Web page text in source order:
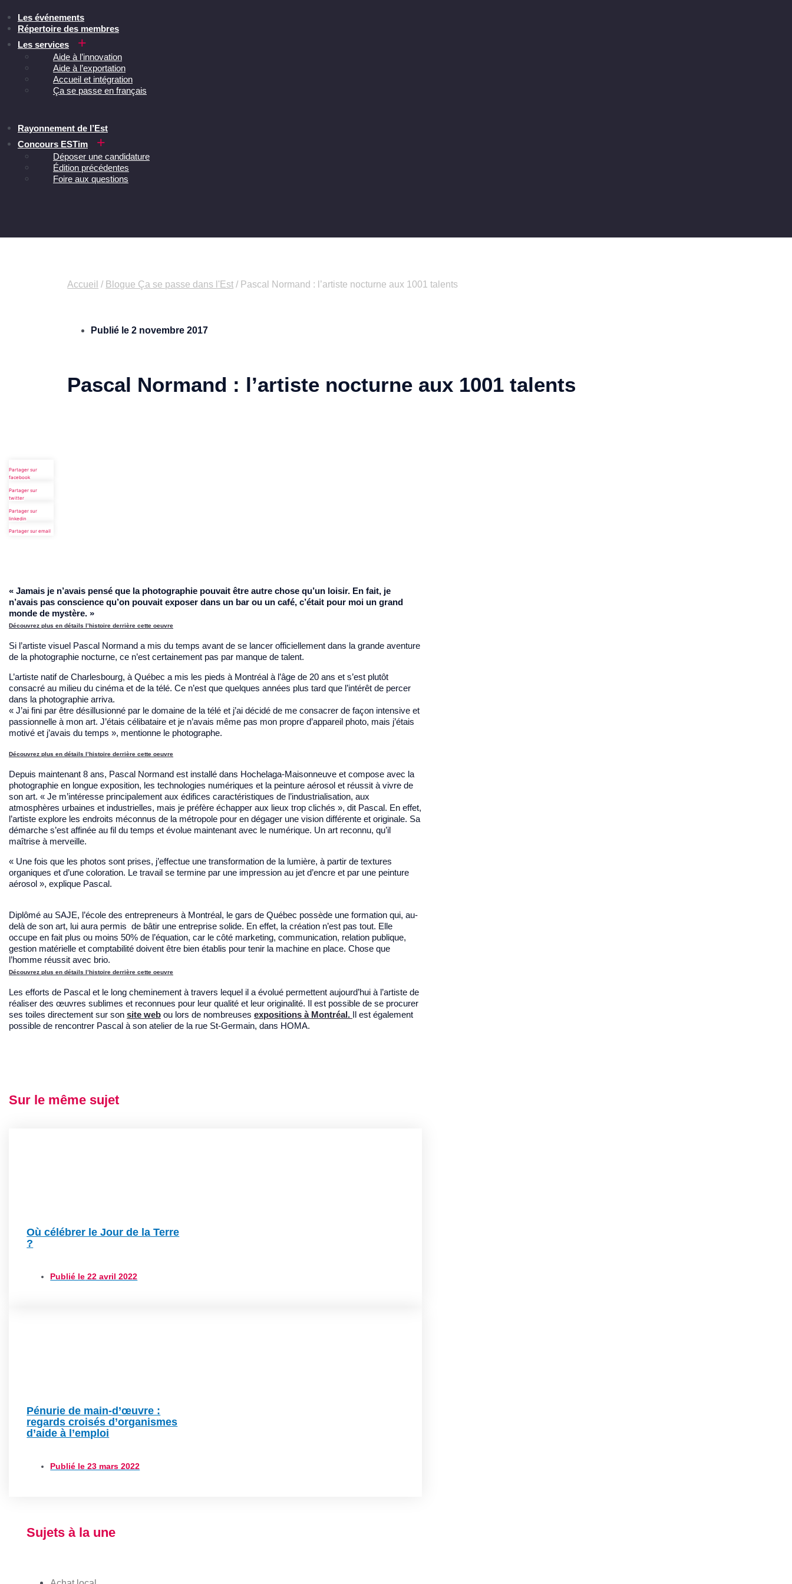
Les événements
Répertoire des membres
Les services
Aide à l’innovation
Aide à l’exportation
Accueil et intégration
Ça se passe en français
Rayonnement de l’Est
Concours ESTim
Déposer une candidature
Édition précédentes
Foire aux questions
Accueil / Blogue Ça se passe dans l'Est / Pascal Normand : l’artiste nocturne aux 1001 talents
Publié le 2 novembre 2017
Pascal Normand : l’artiste nocturne aux 1001 talents
Partager sur
facebook
Partager sur
twitter
Partager sur
linkedin
Partager sur email
« Jamais je n’avais pensé que la photographie pouvait être autre chose qu’un loisir. En fait, je
n’avais pas conscience qu’on pouvait exposer dans un bar ou un café, c’était pour moi un grand
monde de mystère. »
Découvrez plus en détails l’histoire derrière cette oeuvre
Si l’artiste visuel Pascal Normand a mis du temps avant de se lancer officiellement dans la grande aventure
de la photographie nocturne, ce n’est certainement pas par manque de talent.
L’artiste natif de Charlesbourg, à Québec a mis les pieds à Montréal à l’âge de 20 ans et s’est plutôt
consacré au milieu du cinéma et de la télé. Ce n’est que quelques années plus tard que l’intérêt de percer
dans la photographie arriva.
« J’ai fini par être désillusionné par le domaine de la télé et j’ai décidé de me consacrer de façon intensive et
passionnelle à mon art. J’étais célibataire et je n’avais même pas mon propre d’appareil photo, mais j’étais
motivé et j’avais du temps », mentionne le photographe.
Découvrez plus en détails l’histoire derrière cette oeuvre
Depuis maintenant 8 ans, Pascal Normand est installé dans Hochelaga-Maisonneuve et compose avec la
photographie en longue exposition, les technologies numériques et la peinture aérosol et réussit à vivre de
son art. « Je m’intéresse principalement aux édifices caractéristiques de l’industrialisation, aux
atmosphères urbaines et industrielles, mais je préfère échapper aux lieux trop clichés », dit Pascal. En effet,
l’artiste explore les endroits méconnus de la métropole pour en dégager une vision différente et originale. Sa
démarche s’est affinée au fil du temps et évolue maintenant avec le numérique. Un art reconnu, qu’il
maîtrise à merveille.
« Une fois que les photos sont prises, j’effectue une transformation de la lumière, à partir de textures
organiques et d’une coloration. Le travail se termine par une impression au jet d’encre et par une peinture
aérosol », explique Pascal.
Diplômé au SAJE, l’école des entrepreneurs à Montréal, le gars de Québec possède une formation qui, au-
delà de son art, lui aura permis de bâtir une entreprise solide. En effet, la création n’est pas tout. Elle
occupe en fait plus ou moins 50% de l’équation, car le côté marketing, communication, relation publique,
gestion matérielle et comptabilité doivent être bien établis pour tenir la machine en place. Chose que
l’homme réussit avec brio.
Découvrez plus en détails l’histoire derrière cette oeuvre
Les efforts de Pascal et le long cheminement à travers lequel il a évolué permettent aujourd’hui à l’artiste de
réaliser des œuvres sublimes et reconnues pour leur qualité et leur originalité. Il est possible de se procurer
ses toiles directement sur son site web ou lors de nombreuses expositions à Montréal. Il est également
possible de rencontrer Pascal à son atelier de la rue St-Germain, dans HOMA.
Sur le même sujet
Où célébrer le Jour de la Terre
?
Publié le 22 avril 2022
Pénurie de main-d’œuvre :
regards croisés d’organismes
d’aide à l’emploi
Publié le 23 mars 2022
Sujets à la une